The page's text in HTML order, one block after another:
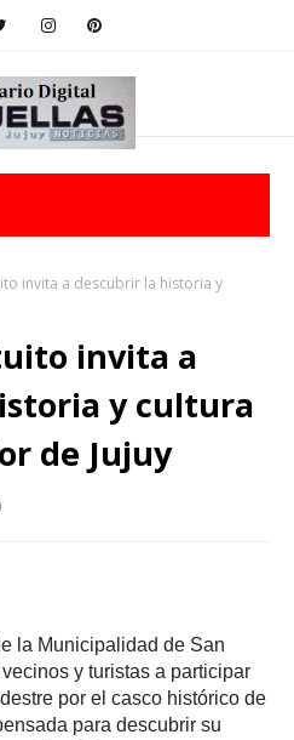
invita a descubrir la historia y
invita a
y cultura
de Jujuy
la Municipalidad de San
y turistas a participar
por el casco histórico de
para descubrir su